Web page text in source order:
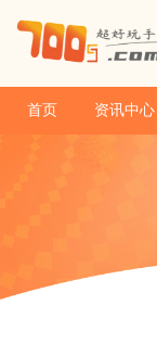
首页 资讯中心